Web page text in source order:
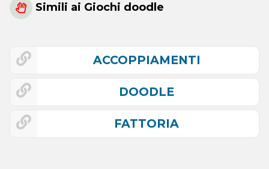
Simili ai Giochi doodle
ACCOPPIAMENTI
DOODLE
FATTORIA